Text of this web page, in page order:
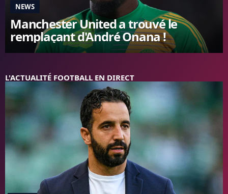
FC BARCELONE
MANCHESTER UNITED
CHELSEA
ARSENAL
L'AVIS DE LA RÉDAC'
NEWS
Manchester United a trouvé le
remplaçant d'André Onana !
L'ACTUALITÉ FOOTBALL EN DIRECT